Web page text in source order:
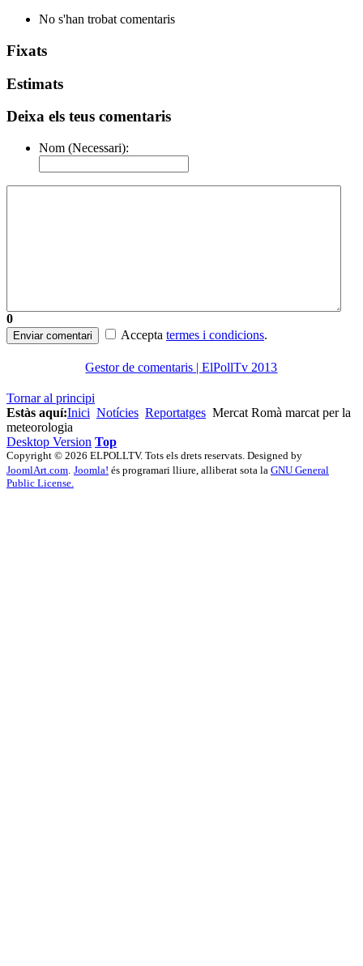
No s'han trobat comentaris
Fixats
Estimats
Deixa els teus comentaris
Nom (Necessari):
0
Enviar comentari Accepta termes i condicions.
Gestor de comentaris | ElPollTv 2013
Tornar al principi
Estàs aquí:Inici Notícies Reportatges Mercat Romà marcat per la
meteorologia
Desktop Version Top
Copyright © 2026 ELPOLLTV. Tots els drets reservats. Designed by
JoomlArt.com. Joomla! és programari lliure, alliberat sota la GNU General
Public License.